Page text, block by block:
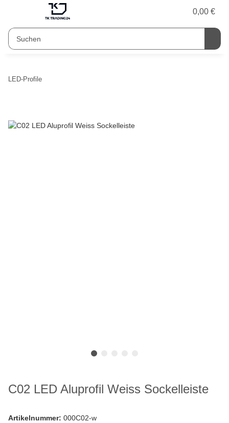
0,00 €
LED-Profile
C02 LED Aluprofil Weiss Sockelleiste
Artikelnummer: 000C02-w